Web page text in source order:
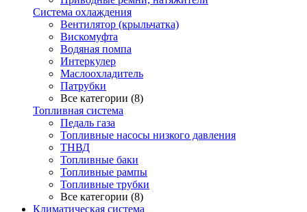
Система охлаждения
Вентилятор (крыльчатка)
Вискомуфта
Водяная помпа
Интеркулер
Маслоохладитель
Патрубки
Все категории (8)
Топливная система
Педаль газа
Топливные насосы низкого давления
ТНВД
Топливные баки
Топливные рампы
Топливные трубки
Все категории (8)
Климатическая система